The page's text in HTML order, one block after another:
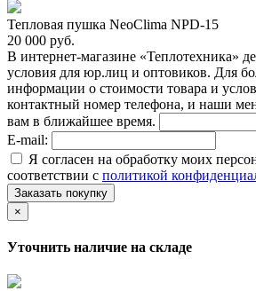
Тепловая пушка NeoClima NPD-15
20 000 руб.
В интернет-магазине «Теплотехника»
условия для юр.лиц и оптовиков. Для
информации о стоимости товара и
контактный номер телефона, и наши
вам в ближайшее время.
E-mail:
Я согласен на обработку моих
соответствии с политикой
Заказать покупку
×
Уточнить наличие на складе